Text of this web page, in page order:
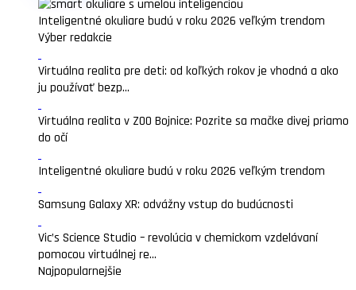
Inteligentné okuliare budú v roku 2026 veľkým trendom
Výber redakcie
Virtuálna realita pre deti: od koľkých rokov je vhodná a ako
ju používať bezp...
Virtuálna realita v ZOO Bojnice: Pozrite sa mačke divej priamo
do očí
Inteligentné okuliare budú v roku 2026 veľkým trendom
Samsung Galaxy XR: odvážny vstup do budúcnosti
Vic’s Science Studio – revolúcia v chemickom vzdelávaní
pomocou virtuálnej re...
Najpopularnejšie